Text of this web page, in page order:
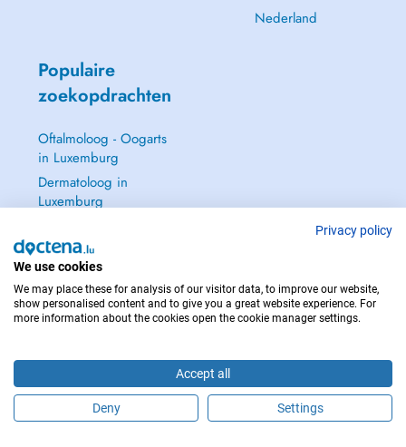
Nederland
Populaire
zoekopdrachten
Oftalmoloog - Oogarts
in Luxemburg
Dermatoloog in
Luxemburg
Gynaecoloog in
Luxemburg
Zie alle →
NEEM IN GEVAL VAN NOOD CONTACT OP MET : 112
Copyright © 2026 - DOCTENA S.A. 42, Rue de la Vallée, L-2661 Luxembourg
Privacy policy
We use cookies
We may place these for analysis of our visitor data, to improve our website,
show personalised content and to give you a great website experience. For
more information about the cookies open the cookie manager settings.
Accept all
Deny Settings